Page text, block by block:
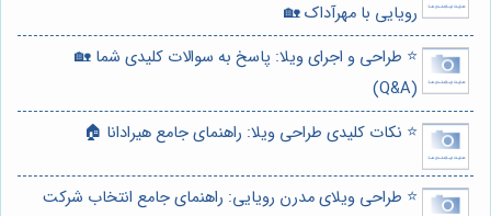
رویایی با مهرآداک 🏡
⭐️ طراحی و اجرای ویلا: پاسخ به سوالات کلیدی شما 🏡
(Q&A)
⭐️ نکات کلیدی طراحی ویلا: راهنمای جامع هیرادانا 🏠
⭐️ طراحی ویلای مدرن رویایی: راهنمای جامع انتخاب شرکت